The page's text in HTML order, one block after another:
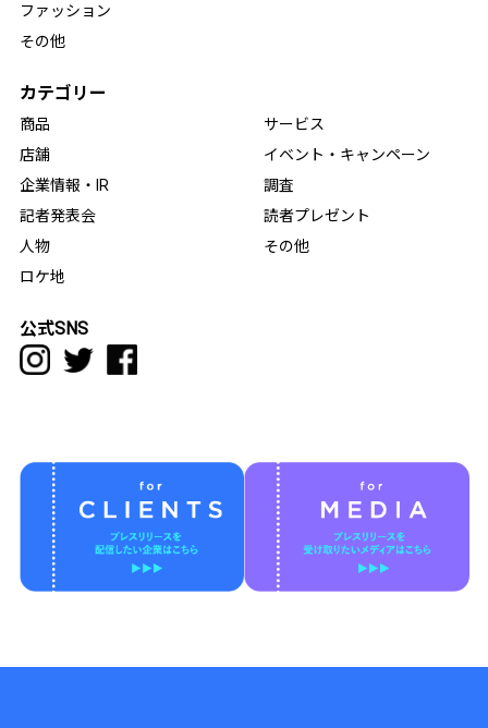
ファッション
その他
カテゴリー
商品
店舗
企業情報・IR
記者発表会
人物
ロケ地
サービス
イベント・キャンペーン
調査
読者プレゼント
その他
公式SNS